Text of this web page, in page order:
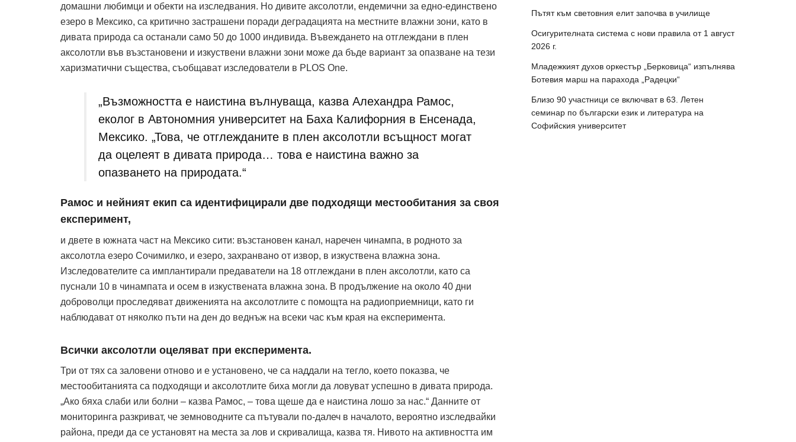
домашни любимци и обекти на изследвания. Но дивите аксолотли, ендемични за едно-единствено
езеро в Мексико, са критично застрашени поради деградацията на местните влажни зони, като в
дивата природа са останали само 50 до 1000 индивида. Въвеждането на отглеждани в плен
аксолотли във възстановени и изкуствени влажни зони може да бъде вариант за опазване на тези
харизматични същества, съобщават изследователи в PLOS One.
„Възможността е наистина вълнуваща, казва Алехандра Рамос,
еколог в Автономния университет на Баха Калифорния в Енсенада,
Мексико. „Това, че отглежданите в плен аксолотли всъщност могат
да оцелеят в дивата природа… това е наистина важно за
опазването на природата.“
Рамос и нейният екип са идентифицирали две подходящи местообитания за своя
експеримент,
и двете в южната част на Мексико сити: възстановен канал, наречен чинампа, в родното за
аксолотла езеро Сочимилко, и езеро, захранвано от извор, в изкуствена влажна зона.
Изследователите са имплантирали предаватели на 18 отглеждани в плен аксолотли, като са
пуснали 10 в чинампата и осем в изкуствената влажна зона. В продължение на около 40 дни
доброволци проследяват движенията на аксолотлите с помощта на радиоприемници, като ги
наблюдават от няколко пъти на ден до веднъж на всеки час към края на експеримента.
Всички аксолотли оцеляват при експеримента.
Три от тях са заловени отново и е установено, че са наддали на тегло, което показва, че
местообитанията са подходящи и аксолотлите биха могли да ловуват успешно в дивата природа.
„Ако бяха слаби или болни – казва Рамос, – това щеше да е наистина лошо за нас.“ Данните от
мониторинга разкриват, че земноводните са пътували по-далеч в началото, вероятно изследвайки
района, преди да се установят на места за лов и скривалища, казва тя. Нивото на активността им
Пътят към световния елит започва в училище
Осигурителната система с нови правила от 1 август
2026 г.
Младежкият духов оркестър „Берковица“ изпълнява
Ботевия марш на парахода „Радецки“
Близо 90 участници се включват в 63. Летен
семинар по български език и литература на
Софийския университет